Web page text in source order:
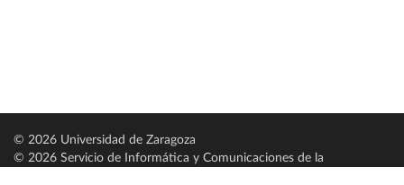
© 2026 Universidad de Zaragoza
© 2026 Servicio de Informática y Comunicaciones de la